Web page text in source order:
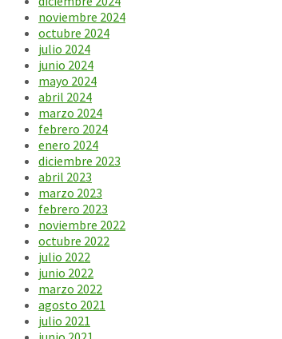
noviembre 2024
octubre 2024
julio 2024
junio 2024
mayo 2024
abril 2024
marzo 2024
febrero 2024
enero 2024
diciembre 2023
abril 2023
marzo 2023
febrero 2023
noviembre 2022
octubre 2022
julio 2022
junio 2022
marzo 2022
agosto 2021
julio 2021